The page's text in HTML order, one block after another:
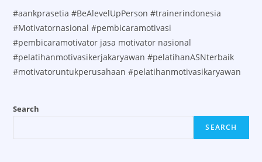
#aankprasetia #BeAlevelUpPerson #trainerindonesia
#Motivatornasional #pembicaramotivasi
#pembicaramotivator jasa motivator nasional
#pelatihanmotivasikerjakaryawan #pelatihanASNterbaik
#motivatoruntukperusahaan #pelatihanmotivasikaryawan
Search
SEARCH